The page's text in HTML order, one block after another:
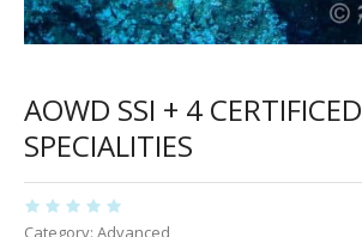
AOWD SSI + 4 CERTIFICED
SPECIALITIES
Category: Advanced